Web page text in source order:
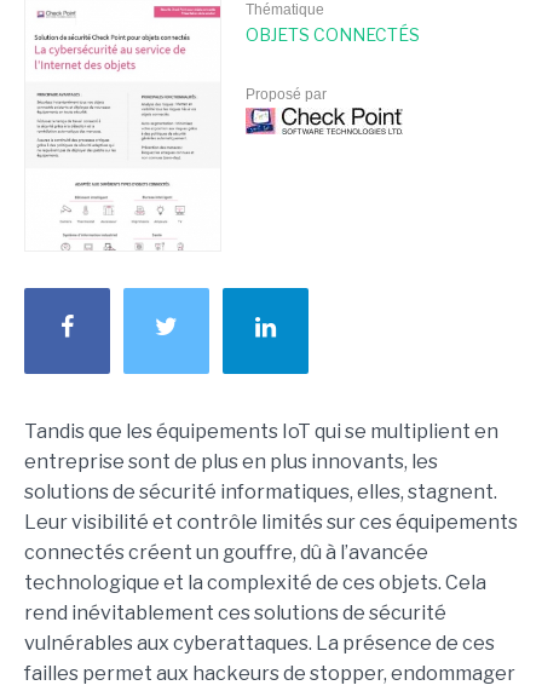
Thématique
OBJETS CONNECTÉS
Proposé par
Tandis que les équipements IoT qui se multiplient en
entreprise sont de plus en plus innovants, les
solutions de sécurité informatiques, elles, stagnent.
Leur visibilité et contrôle limités sur ces équipements
connectés créent un gouffre, dû à l’avancée
technologique et la complexité de ces objets. Cela
rend inévitablement ces solutions de sécurité
vulnérables aux cyberattaques. La présence de ces
failles permet aux hackeurs de stopper, endommager